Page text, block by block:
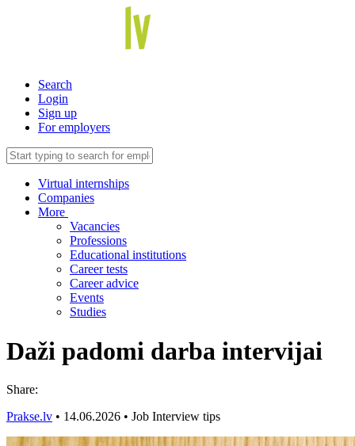
Search
Login
Sign up
For employers
Virtual internships
Companies
More
Vacancies
Professions
Educational institutions
Career tests
Career advice
Events
Studies
Daži padomi darba intervijai
Share:
Prakse.lv • 14.06.2026 • Job Interview tips